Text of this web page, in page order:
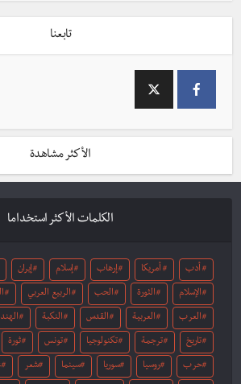
تابعنا
الأكثر مشاهدة
الكلمات الأكثر استخداما
أدب أمريكا إرهاب إسلام إيران
الإسلام الثورة الحب الربيع العربي
العرب العربية القدس النكبة الهند
تاريخ ترجمة تكنولوجيا تونس ثورة
حرب روسيا سوريا سينما شعر